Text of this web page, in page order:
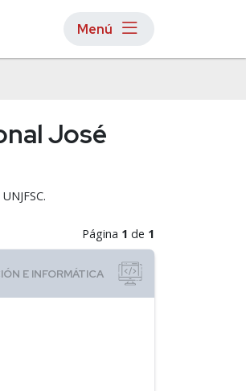
Menú
José
Página 1 de 1